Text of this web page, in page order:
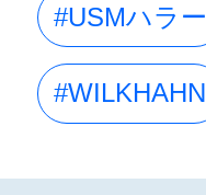
#USMハラー
#WILKHAHN